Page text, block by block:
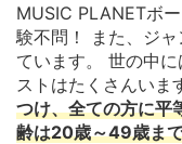
MUSIC PLANETボ
験不問！ また、ジ
ています。 世の中
ストはたくさんいま
つけ、全ての方に平
齢は20歳～49歳ま